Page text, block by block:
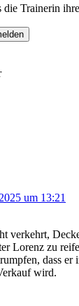
die Trainerin
um 13:21
verkehrt,
Lorenz zu
dass er
wird.